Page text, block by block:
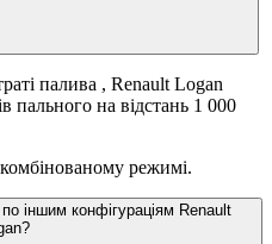
палива , Renault Logan
пального на відстань 1 000
режимі.
іншим конфігураціям Renault